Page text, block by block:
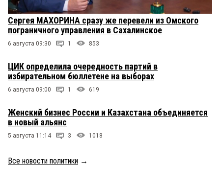
Сергея МАХОРИНА сразу же перевели из Омского
пограничного управления в Сахалинское
6 августа 09:30 1 853
ЦИК определила очередность партий в
избирательном бюллетене на выборах
6 августа 09:00 1 619
Женский бизнес России и Казахстана объединяется
в новый альянс
5 августа 11:14 3 1018
Все новости политики →